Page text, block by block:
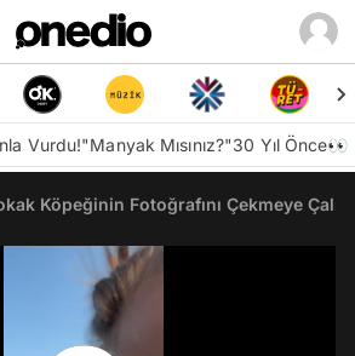
Vurdu!"Manyak Mısınız?"30 Yıl Önce👀
Köpeğinin Fotoğrafını Çekmeye